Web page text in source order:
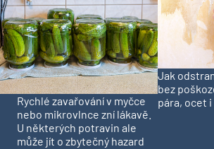
Rychlé zavařování v myčce
nebo mikrovlnce zní lákavě.
U některých potravin ale
může jít o zbytečný hazard
Jak
bez
pára, ocet